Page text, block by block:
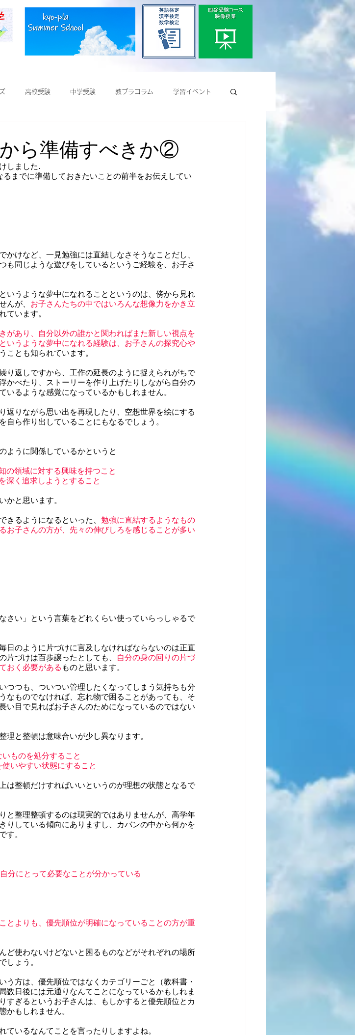
高校受験 中学受験 教プラコラム 学習イベント
ら準備すべきか②
しました.
までに準備しておきたいことの前半をお伝えしてい
けなど、一見勉強には直結しなさそうなことだし、
も同じような遊びをしているというご経験を、お子さ
いうような夢中になれることというのは、傍から見れ
んが、 お子さんたちの中ではいろんな想像力をかき立
ています。
があり、自分以外の誰かと関わればまた新しい視点を
いうような夢中になれる経験は、お子さんの探究心や
ことも知られています。
り返しですから、工作の延長のように捉えられがちで
かべたり、ストーリーを作り上げたりしながら自分の
るような感覚になっているかもしれません。
返りながら思い出を再現したり、空想世界を絵にする
自ら作り出していることにもなるでしょう。
ように関係しているかというと
の領域に対する興味を持つこと
深く追求しようとすること
かと思います。
きるようになるといった、 勉強に直結するようなもの
お子さんの方が、先々の伸びしろを感じることが多い
さい」という言葉をどれくらい使っていらっしゃるで
日のように片づけに言及しなければならないのは正直
片づけは百歩譲ったとしても、
自分の身の回りの片づ
おく必要がある ものと思います。
つつも、ついつい管理したくなってしまう気持ちも分
なものでなければ、忘れ物で困ることがあっても、そ
い目で見ればお子さんのためになっているのではない
と整頓は意味合いが少し異なります。
ものを処分すること
いやすい状態にすること
は整頓だけすればいいというのが理想の状態となるで
と整理整頓するのは現実的ではありませんが、 高学年
りしている傾向にありますし、カバンの中から何かを
す。
分にとって必要なことが分かっている
とよりも、優先順位が明確になっていることの方が重
ど使わないけどないと困るものなどがそれぞれの場所
しょう。
う方は、優先順位ではなくカテゴリーごと（教科書・
数日後には元通りなんてことになっているかもしれま
すぎるというお子さんは、もしかすると優先順位とカ
かもしれません。
いるなんてことを言ったりしますよね。